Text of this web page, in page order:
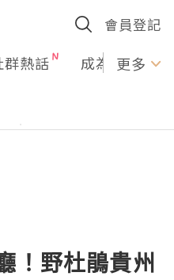
會員登記
群熱話 成為U更多
！野杜鵑貴州